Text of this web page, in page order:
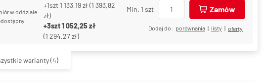
w oddziale
+1szt 1 133,19 zł(1 393,82
zł)
+3szt1 052,25 zł
(1 294,27 zł)
Min. 1 szt Zamów
Dodaj do: porównania | listy | oferty
warianty(4)